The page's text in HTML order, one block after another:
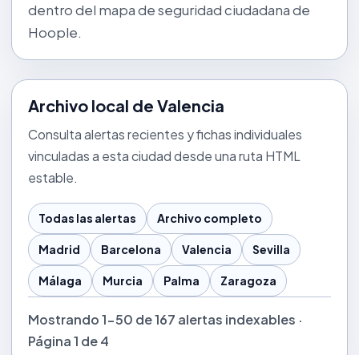
dentro del mapa de seguridad ciudadana de
Hoople.
Archivo local de Valencia
Consulta alertas recientes y fichas individuales
vinculadas a esta ciudad desde una ruta HTML
estable.
Todas las alertas Archivo completo
Madrid Barcelona Valencia Sevilla
Málaga Murcia Palma Zaragoza
Mostrando 1-50 de 167 alertas indexables ·
Página 1 de 4